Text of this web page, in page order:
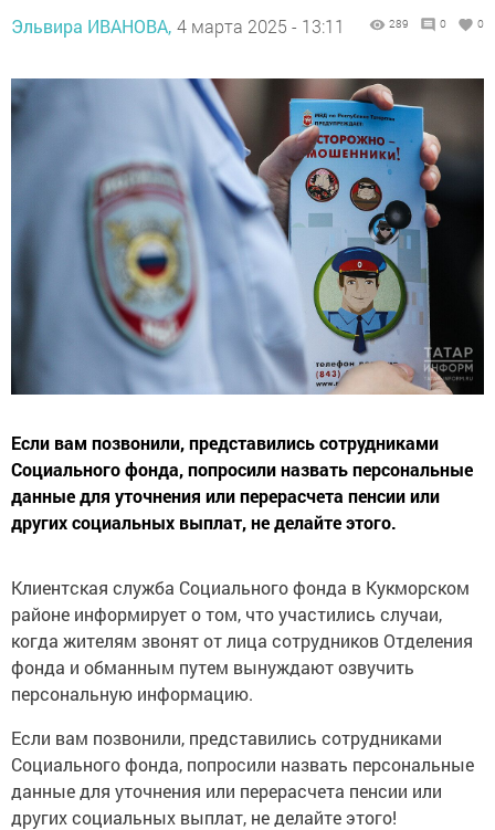
Эльвира ИВАНОВА, 4 марта 2025 - 13:11 289 0 0
Если вам позвонили, представились сотрудниками
Социального фонда, попросили назвать персональные
данные для уточнения или перерасчета пенсии или
других социальных выплат, не делайте этого.
Клиентская служба Социального фонда в Кукморском
районе информирует о том, что участились случаи,
когда жителям звонят от лица сотрудников Отделения
фонда и обманным путем вынуждают озвучить
персональную информацию.
Если вам позвонили, представились сотрудниками
Социального фонда, попросили назвать персональные
данные для уточнения или перерасчета пенсии или
других социальных выплат, не делайте этого!